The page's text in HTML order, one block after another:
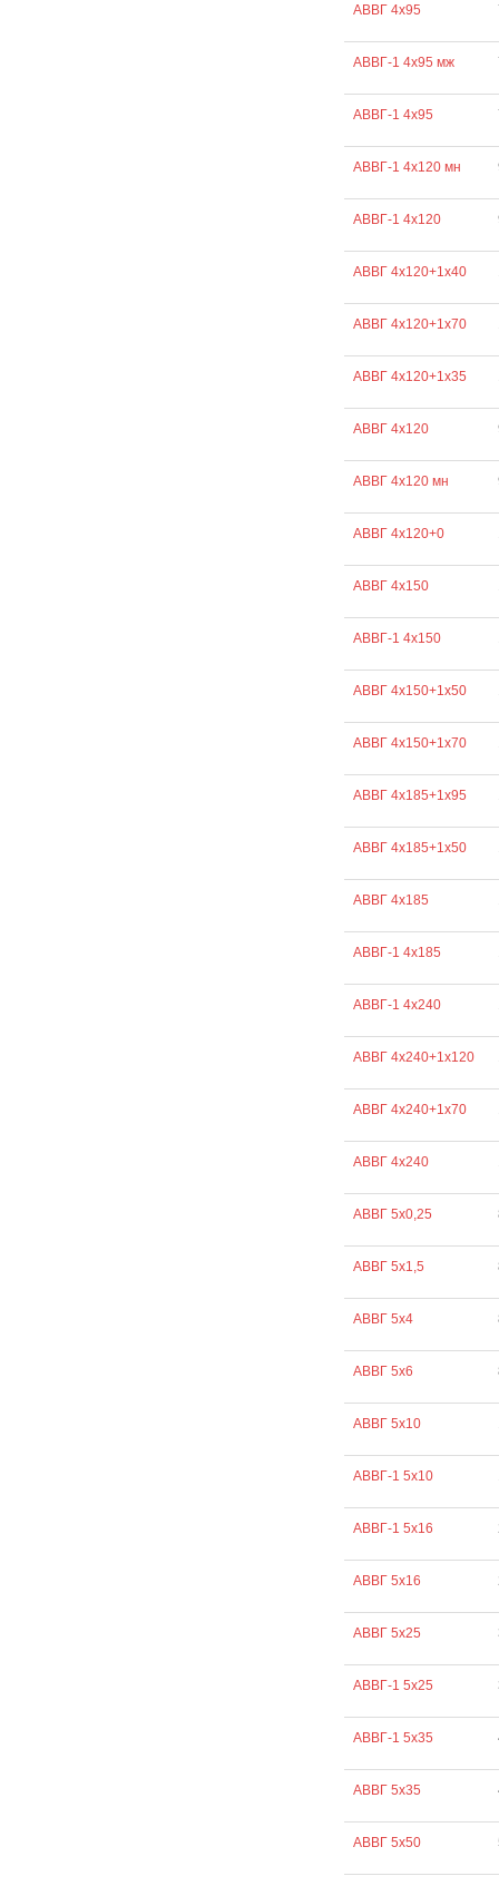
АВВГ 4х95
АВВГ-1 4х95 мж
АВВГ-1 4х95
АВВГ-1 4х120 мн
АВВГ-1 4х120
АВВГ 4х120+1х40
АВВГ 4х120+1х70
АВВГ 4х120+1х35
АВВГ 4х120
АВВГ 4х120 мн
АВВГ 4х120+0
АВВГ 4х150
АВВГ-1 4х150
АВВГ 4х150+1х50
АВВГ 4х150+1х70
АВВГ 4х185+1х95
АВВГ 4х185+1х50
АВВГ 4х185
АВВГ-1 4х185
АВВГ-1 4х240
АВВГ 4х240+1х120
АВВГ 4х240+1х70
АВВГ 4х240
АВВГ 5х0,25
АВВГ 5х1,5
АВВГ 5х4
АВВГ 5х6
АВВГ 5х10
АВВГ-1 5х10
АВВГ-1 5х16
АВВГ 5х16
АВВГ 5х25
АВВГ-1 5х25
АВВГ-1 5х35
АВВГ 5х35
АВВГ 5х50